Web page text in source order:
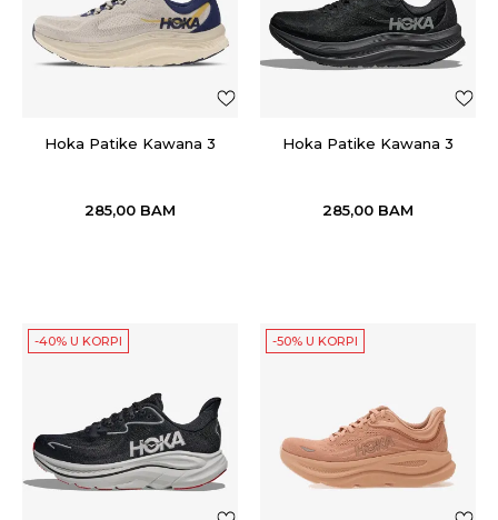
Hoka Patike Kawana 3
285,00 BAM
Hoka Patike Kawana 3
285,00 BAM
-40% U KORPI -50% U KORPI